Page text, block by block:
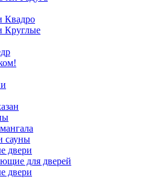
Квадро
Круглые
сауны
двери
для дверей
двери